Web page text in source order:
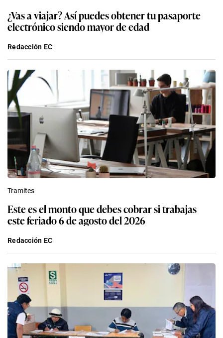
¿Vas a viajar? Así puedes obtener tu pasaporte
electrónico siendo mayor de edad
Redacción EC
Tramites
Este es el monto que debes cobrar si trabajas
este feriado 6 de agosto del 2026
Redacción EC